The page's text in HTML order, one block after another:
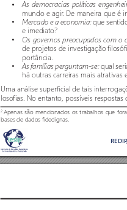
REDIP
As democracias políticas
•
mundo e agir. De maneira que é
Mercado e a economia: que
•
e imediato?
Os governos preocupados com o
•
de projetos de investigação
portância.
As famílias perguntam-se: qual
•
há outras carreiras mais atrativas
Uma análise superficial de tais
losofias. No entanto, possíveis
2 Apenas são mencionados os trabalhos que
bases de dados fidedignas.